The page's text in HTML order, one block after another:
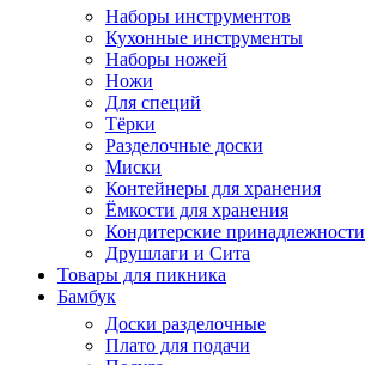
Наборы инструментов
Кухонные инструменты
Наборы ножей
Ножи
Для специй
Тёрки
Разделочные доски
Миски
Контейнеры для хранения
Ёмкости для хранения
Кондитерские принадлежности
Друшлаги и Сита
Товары для пикника
Бамбук
Доски разделочные
Плато для подачи